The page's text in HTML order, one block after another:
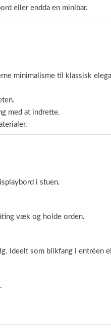
eller endda en minibar.
minimalisme til klassisk
med at indrette.
i stuen.
væk og holde orden.
Ideelt som blikfang i entréen